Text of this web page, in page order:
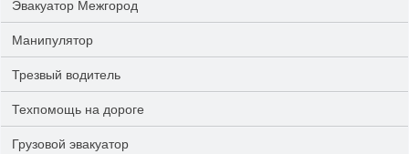
Эвакуатор Межгород
Манипулятор
Трезвый водитель
Техпомощь на дороге
Грузовой эвакуатор